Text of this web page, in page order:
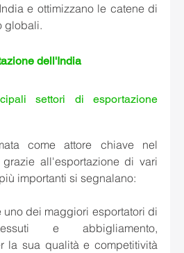
e ottimizzano le catene di
globali.
dell'India
settori di esportazione
come attore chiave nel
all'esportazione di vari
importanti si segnalano:
uno dei maggiori esportatori di
e abbigliamento,
la sua qualità e competitività